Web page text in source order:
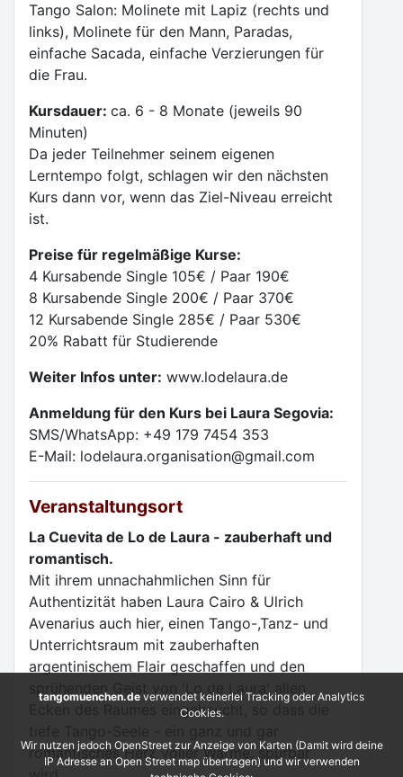
Tango Salon: Molinete mit Lapiz (rechts und
links), Molinete für den Mann, Paradas,
einfache Sacada, einfache Verzierungen für
die Frau.
Kursdauer: ca. 6 - 8 Monate (jeweils 90
Minuten)
Da jeder Teilnehmer seinem eigenen
Lerntempo folgt, schlagen wir den nächsten
Kurs dann vor, wenn das Ziel-Niveau erreicht
ist.
Preise für regelmäßige Kurse:
4 Kursabende Single 105€ / Paar 190€
8 Kursabende Single 200€ / Paar 370€
12 Kursabende Single 285€ / Paar 530€
20% Rabatt für Studierende
Weiter Infos unter: www.lodelaura.de
Anmeldung für den Kurs bei Laura Segovia:
SMS/WhatsApp: +49 179 7454 353
E-Mail: lodelaura.organisation@gmail.com
Veranstaltungsort
La Cuevita de Lo de Laura - zauberhaft und
romantisch.
Mit ihrem unnachahmlichen Sinn für
Authentizität haben Laura Cairo & Ulrich
Avenarius auch hier, einen Tango-,Tanz- und
Unterrichtsraum mit zauberhaften
argentinischem Flair geschaffen und den
sprühenden Geist von 'Lo de Laura' allen
Ecken des Raumes eingehaucht, so dass die
romantisches Herz voller Wärme, spürbar
tangomuenchen.de verwendet keinerlei Tracking oder Analytics
Cookies.
Wir nutzen jedoch OpenStreet zur Anzeige von Karten (Damit wird deine
IP Adresse an Open Street map übertragen) und wir verwenden